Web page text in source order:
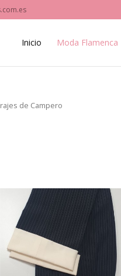
Inicio Moda Flamenca
de Campero